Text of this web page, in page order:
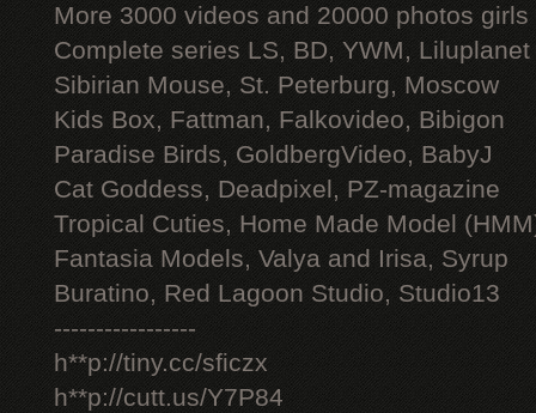
More 3000 videos and 20000 photos
Complete series LS, BD, YWM, Liluplanet
Sibirian Mouse, St. Peterburg, Moscow
Kids Box, Fattman, Falkovideo, Bibigon
Paradise Birds, GoldbergVideo, BabyJ
Cat Goddess, Deadpixel, PZ-magazine
Tropical Cuties, Home Made Model
Fantasia Models, Valya and Irisa, Syrup
Buratino, Red Lagoon Studio, Studio13
-----------------
h**p://tiny.cc/sficzx
h**p://cutt.us/Y7P84